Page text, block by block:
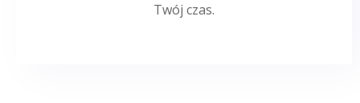
Twój czas.